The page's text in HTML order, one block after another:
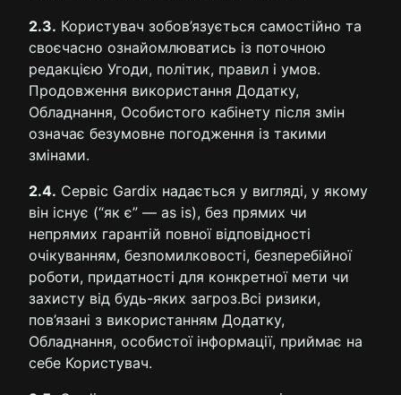
2.3. Користувач зобов’язується самостійно та
своєчасно ознайомлюватись із поточною
редакцією Угоди, політик, правил і умов.
Продовження використання Додатку,
Обладнання, Особистого кабінету після змін
означає безумовне погодження із такими
змінами.
2.4. Сервіс Gardix надається у вигляді, у якому
він існує (“як є” — as is), без прямих чи
непрямих гарантій повної відповідності
очікуванням, безпомилковості, безперебійної
роботи, придатності для конкретної мети чи
захисту від будь-яких загроз.Всі ризики,
пов’язані з використанням Додатку,
Обладнання, особистої інформації, приймає на
себе Користувач.